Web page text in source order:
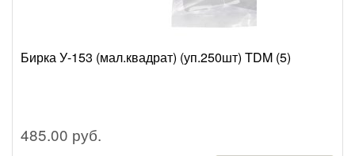
Бирка У-153 (мал.квадрат) (уп.250шт) TDM (5)
485.00 руб.